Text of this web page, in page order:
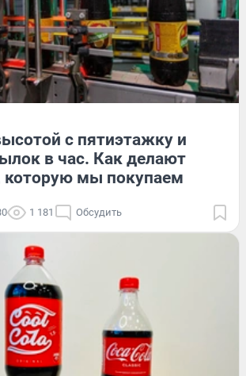
с пятиэтажку и
в час. Как делают
которую мы покупаем
1 181 Обсудить